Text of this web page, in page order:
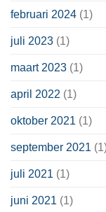
februari 2024 (1)
juli 2023 (1)
maart 2023 (1)
april 2022 (1)
oktober 2021 (1)
september 2021
juli 2021 (1)
juni 2021 (1)